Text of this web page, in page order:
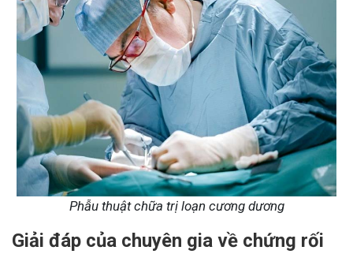
Phẫu thuật chữa trị loạn cương dương
Giải đáp của chuyên gia về chứng rối